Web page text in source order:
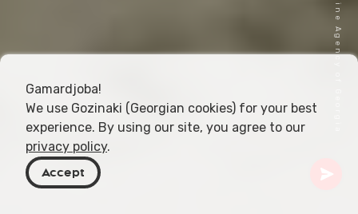
Gamardjoba!
We use Gozinaki (Georgian cookies) for your best
experience. By using our site, you agree to our
privacy policy.
Accept